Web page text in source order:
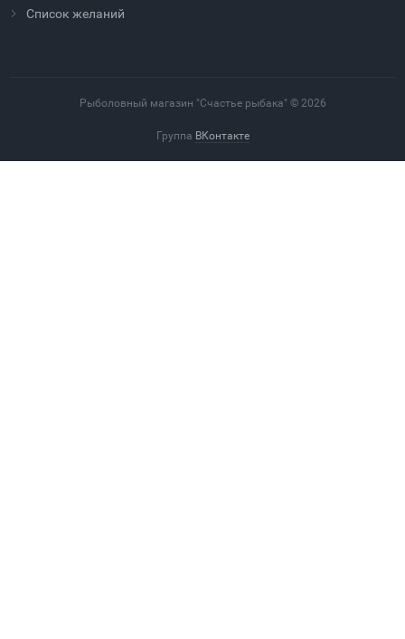
Cписок желаний
Рыболовный магазин "Счастье рыбака" © 2026
Группа ВКонтакте